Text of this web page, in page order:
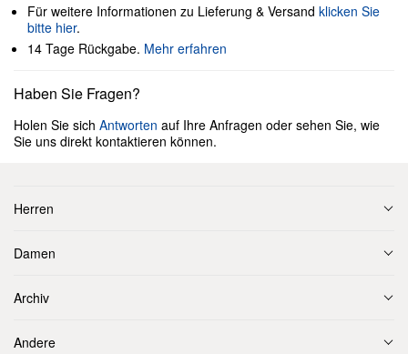
Für weitere Informationen zu Lieferung & Versand klicken Sie
bitte hier.
14 Tage Rückgabe. Mehr erfahren
Haben Sie Fragen?
Holen Sie sich Antworten auf Ihre Anfragen oder sehen Sie, wie
Sie uns direkt kontaktieren können.
Herren
Damen
Archiv
Andere